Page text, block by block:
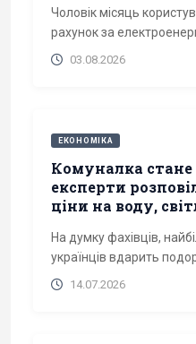
Чоловік місяць
рахунок за
03.08.2026
ЕКОНОМІКА
Комуналка
експерти
ціни на воду,
На думку фахівців,
українців вдарить
14.07.2026